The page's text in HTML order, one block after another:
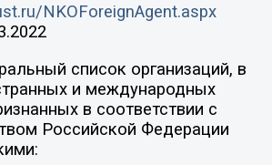
NKOForeignAgent.aspx
список организаций, в
и международных
в соответствии с
Российской Федерации